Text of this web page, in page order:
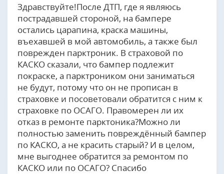
Здравствуйте!После ДТП, где я являюсь
пострадавшей стороной, на бампере
остались царапина, краска машины,
въехавшей в мой автомобиль, а также был
поврежден парктроник. В страховой по
КАСКО сказали, что бампер подлежит
покраске, а парктроником они заниматься
не будут, потому что он не прописан в
страховке и посоветовали обратится с ним к
страховке по ОСАГО. Правомерен ли их
отказ в ремонте парктоника?Можно ли
полностью заменить повреждённый бампер
по КАСКО, а не красить старый? И в целом,
мне выгоднее обратится за ремонтом по
КАСКО или по ОСАГО? Спасибо